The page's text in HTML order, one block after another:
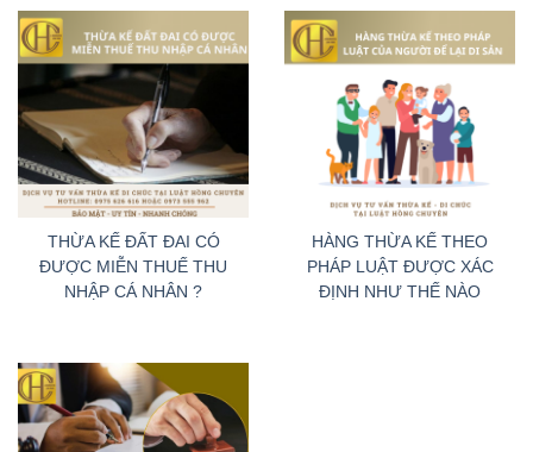
THỪA KẾ ĐẤT ĐAI CÓ
ĐƯỢC MIỄN THUẾ THU
NHẬP CÁ NHÂN ?
HÀNG THỪA KẾ THEO
PHÁP LUẬT ĐƯỢC XÁC
ĐỊNH NHƯ THẾ NÀO